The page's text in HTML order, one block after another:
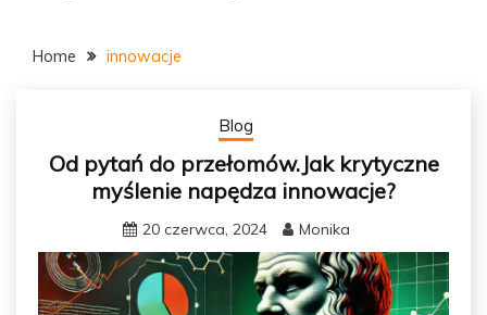
Home innowacje
Blog
Od pytań do przełomów.Jak krytyczne
myślenie napędza innowacje?
20 czerwca, 2024 Monika